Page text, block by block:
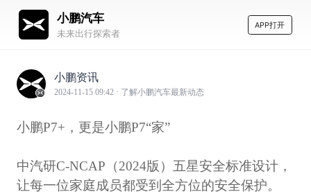
小鹏汽车
未来出行探索者
APP打开
小鹏资讯
2024-11-15 09:42 · 了解小鹏汽车最新动态
小鹏P7+，更是小鹏P7“家”
中汽研C-NCAP（2024版）五星安全标准设计，
让每一位家庭成员都受到全方位的安全保护。